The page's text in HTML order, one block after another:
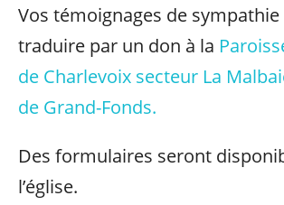
Vos témoignages de
traduire par un don à la
de Charlevoix secteur La
de Grand-Fonds.
Des formulaires seront
l’église.